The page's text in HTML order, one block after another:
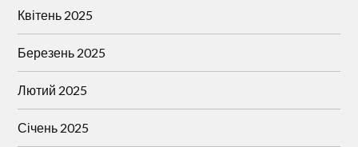
Квітень 2025
Березень 2025
Лютий 2025
Січень 2025